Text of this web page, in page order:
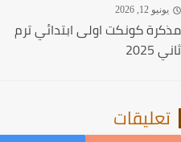
12, 2026
كونكت اولى ابتدائي ترم